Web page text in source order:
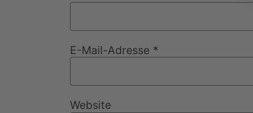
E-Mail-Adresse *
Website